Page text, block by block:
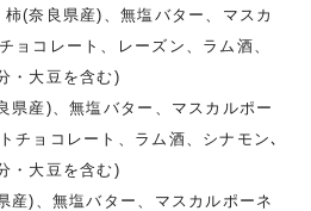
柿(奈良県産)、無塩バター、マスカ
ョコレート、レーズン、ラム酒、
・大豆を含む)
県産)、無塩バター、マスカルポー
チョコレート、ラム酒、シナモン､
・大豆を含む)
産)、無塩バター、マスカルポーネ